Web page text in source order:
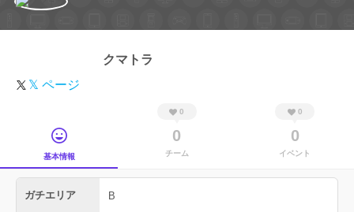
クマトラ
𝕏 ページ
基本情報
0
0
チーム
0
0
イベント
ガチエリア B